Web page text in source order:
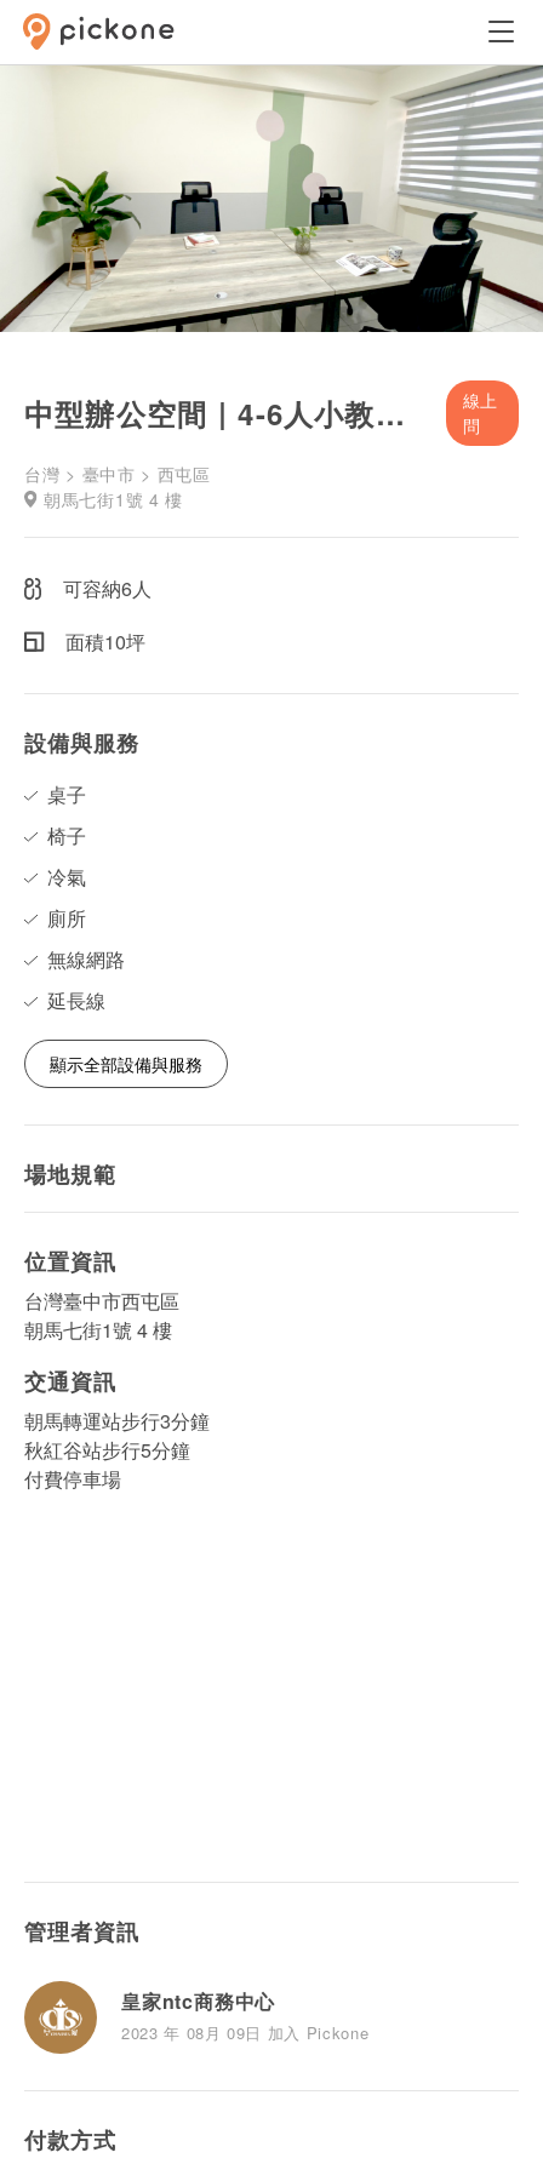
中型辦公空間｜4-6人小教室｜會議空間
線上
問
台灣 > 臺中市 > 西屯區
朝馬七街1號 4 樓
可容納6人
面積10坪
設備與服務
桌子
椅子
冷氣
廁所
無線網路
延長線
顯示全部設備與服務
場地規範
位置資訊
台灣臺中市西屯區
朝馬七街1號 4 樓
交通資訊
朝馬轉運站步行3分鐘
秋紅谷站步行5分鐘
付費停車場
管理者資訊
皇家ntc商務中心
2023 年 08月 09日 加入 Pickone
付款方式